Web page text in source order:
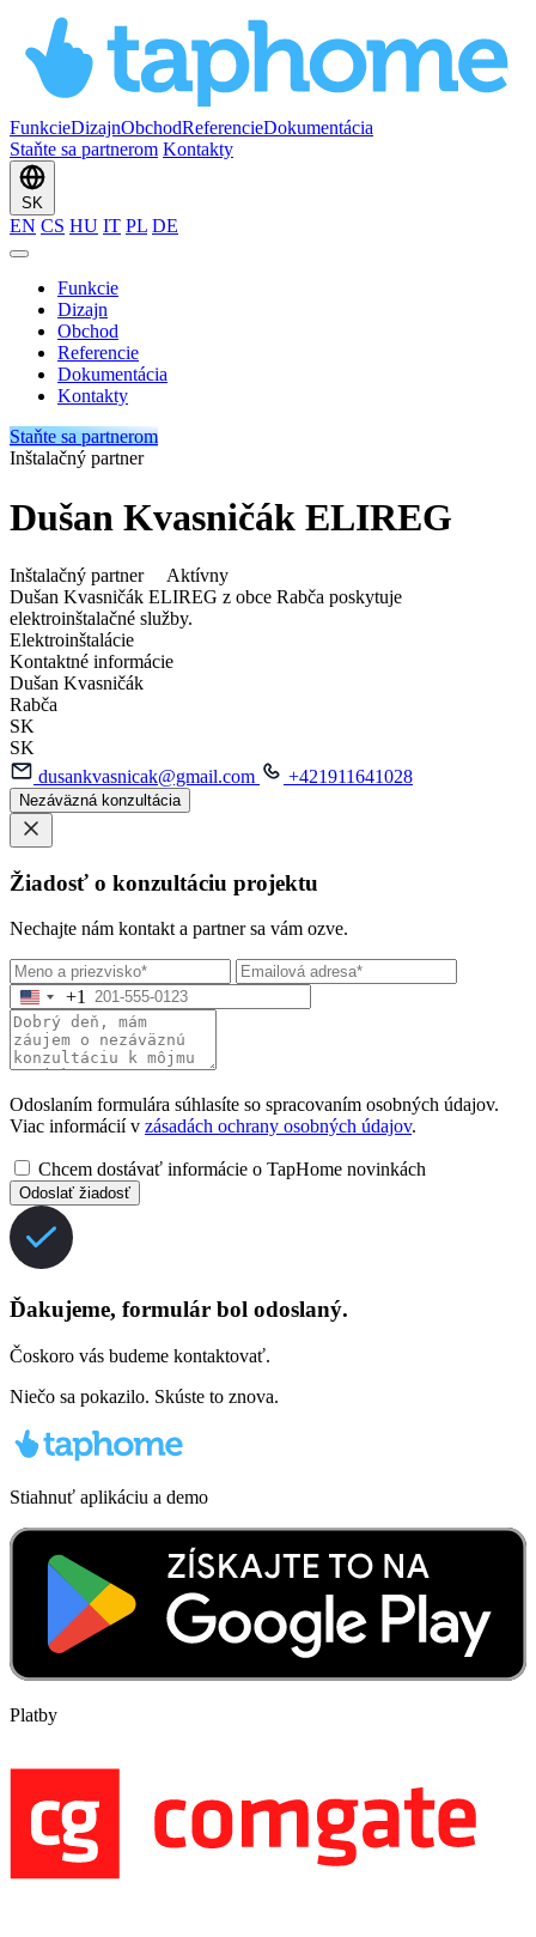
FunkcieDizajnObchodReferencieDokumentácia
Staňte sa partnerom Kontakty
SK
EN CS HU IT PL DE
Funkcie
Dizajn
Obchod
Referencie
Dokumentácia
Kontakty
Staňte sa partnerom
Inštalačný partner
Dušan Kvasničák ELIREG
Inštalačný partner
Aktívny
Dušan Kvasničák ELIREG z obce Rabča poskytuje
elektroinštalačné služby.
Elektroinštalácie
Kontaktné informácie
Dušan Kvasničák
Rabča
SK
SK
dusankvasnicak@gmail.com
+421911641028
Nezáväzná konzultácia
Žiadosť o konzultáciu projektu
Nechajte nám kontakt a partner sa vám ozve.
+1
Odoslaním formulára súhlasíte so spracovaním osobných údajov.
Viac informácií v zásadách ochrany osobných údajov.
Chcem dostávať informácie o TapHome novinkách
Odoslať žiadosť
Ďakujeme, formulár bol odoslaný.
Čoskoro vás budeme kontaktovať.
Niečo sa pokazilo. Skúste to znova.
Stiahnuť aplikáciu a demo
Platby